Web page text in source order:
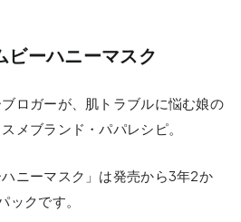
ーハニーマスク
ロガーが、肌トラブルに悩む娘の
メブランド・パパレシピ。
ニーマスク」は発売から3年2か
ックです。